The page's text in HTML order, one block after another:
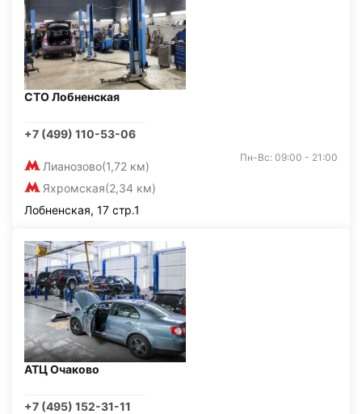
СТО Лобненская
+7 (499) 110-53-06
Лианозово(1,72 км)
Яхромская(2,34 км)
Пн-Вс: 09:00 - 21:00
Лобненская, 17 стр.1
АТЦ Очаково
+7 (495) 152-31-11